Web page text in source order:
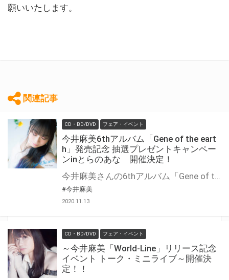
願いいたします。
関連記事
CD・BD/DVD フェア・イベント
今井麻美6thアルバム「Gene of the eart
h」発売記念 抽選プレゼントキャンペー
ンinとらのあな 開催決定！
今井麻美さんの6thアルバム「Gene of the earth」の発売を記念して、抽選フェアを開催いたします！ 期間中に、とらのあな対象店舗にて対象商品をご購入いただいた方に「応募抽選シリアル」をお渡しいたします。 専用フォームからご応募の方に抽選で「直筆サイン入りブロマイド」をプレゼント！
#今井麻美
2020.11.13
CD・BD/DVD フェア・イベント
～今井麻美「World-Line」リリース記念
イベント トーク・ミニライブ～開催決
定！！